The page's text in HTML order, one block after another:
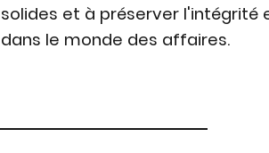
solides et à préserver l'intégrité
dans le monde des affaires.